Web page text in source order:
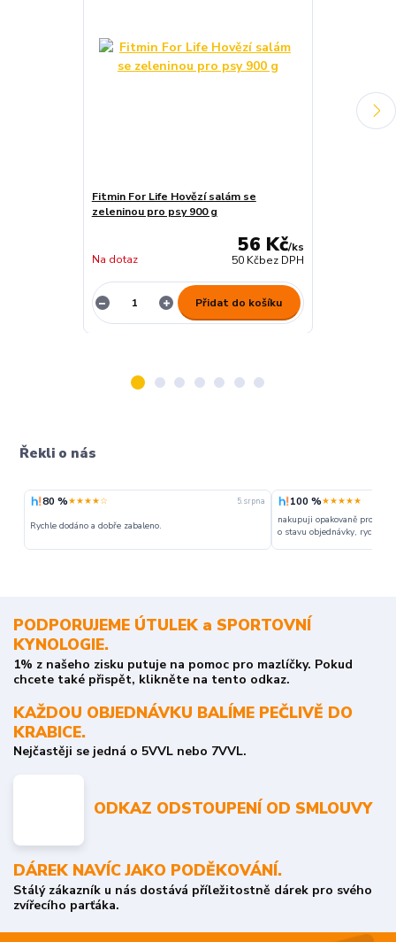
Fitmin For Life Hovězí salám se
zeleninou pro psy 900 g
56 Kč/ks
50 Kčbez DPH
Na dotaz
Přidat do košíku
Řekli o nás
80 %★★★★☆ 5. srpna
Rychle dodáno a dobře zabaleno.
100 %★★★★★
nakupuji opakovaně pro
o stavu objednávky, rychlost
PODPORUJEME ÚTULEK a SPORTOVNÍ
KYNOLOGIE.
1% z našeho zisku putuje na pomoc pro mazlíčky. Pokud
chcete také přispět, klikněte na tento odkaz.
KAŽDOU OBJEDNÁVKU BALÍME PEČLIVĚ DO
KRABICE.
Nejčastěji se jedná o 5VVL nebo 7VVL.
ODKAZ ODSTOUPENÍ OD SMLOUVY
DÁREK NAVÍC JAKO PODĚKOVÁNÍ.
Stálý zákazník u nás dostává příležitostně dárek pro svého
zvířecího parťáka.